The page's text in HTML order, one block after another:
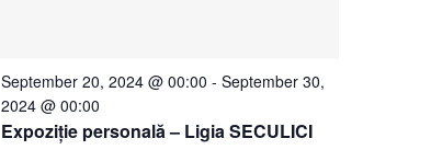
Expoziție personală – Ligia SECULICI
September 20, 2024 @ 00:00 - September 30,
2024 @ 00:00